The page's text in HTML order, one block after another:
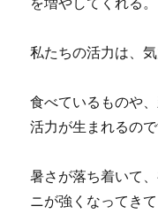
私たちの活力は、
食べているものや
活力が生まれるので
暑さが落ち着いて
ニが強くなってき